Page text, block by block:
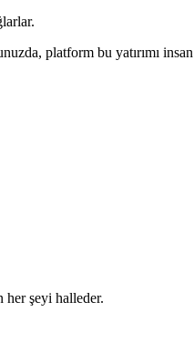
platform bu yatırımı insan
her şeyi halleder.